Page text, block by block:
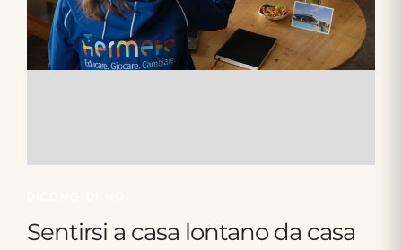
Sentirsi a casa lontano da casa